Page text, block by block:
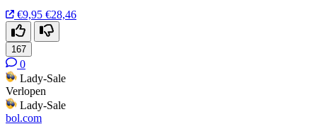
€9,95 €28,46
167
0
Lady-Sale
Verlopen
Lady-Sale
bol.com